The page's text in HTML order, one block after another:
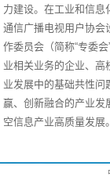
力建设。在工业和信息
通信广播电视用户协会
作委员会（简称“专委
业相关业务的企业、高
业发展中的基础共性问
赢、创新融合的产业发
空信息产业高质量发展